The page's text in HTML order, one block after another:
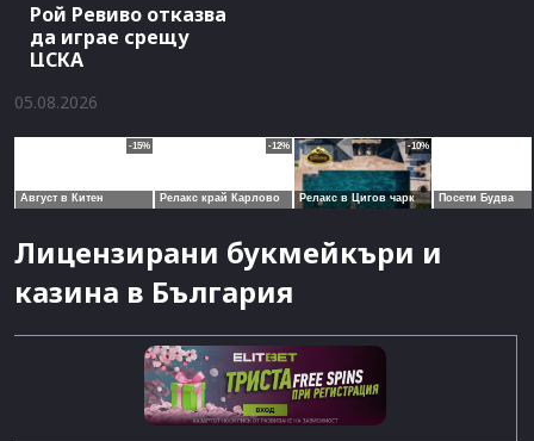
Рой Ревиво отказва
да играе срещу
ЦСКА
05.08.2026
Лицензирани букмейкъри и
казина в България